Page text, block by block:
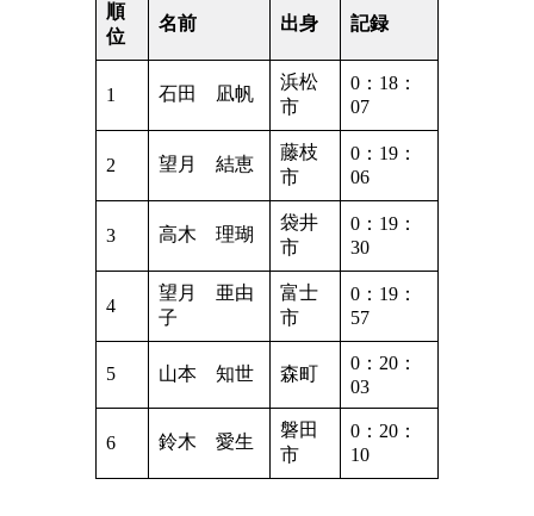
順
位
名前 出身 記録
1 石田 凪帆
浜松
市
0：18：
07
2 望月 結恵
藤枝
市
0：19：
06
3 高木 理瑚
袋井
市
0：19：
30
4
望月 亜由
子
富士
市
0：19：
57
5 山本 知世 森町
0：20：
03
6 鈴木 愛生
磐田
市
0：20：
10